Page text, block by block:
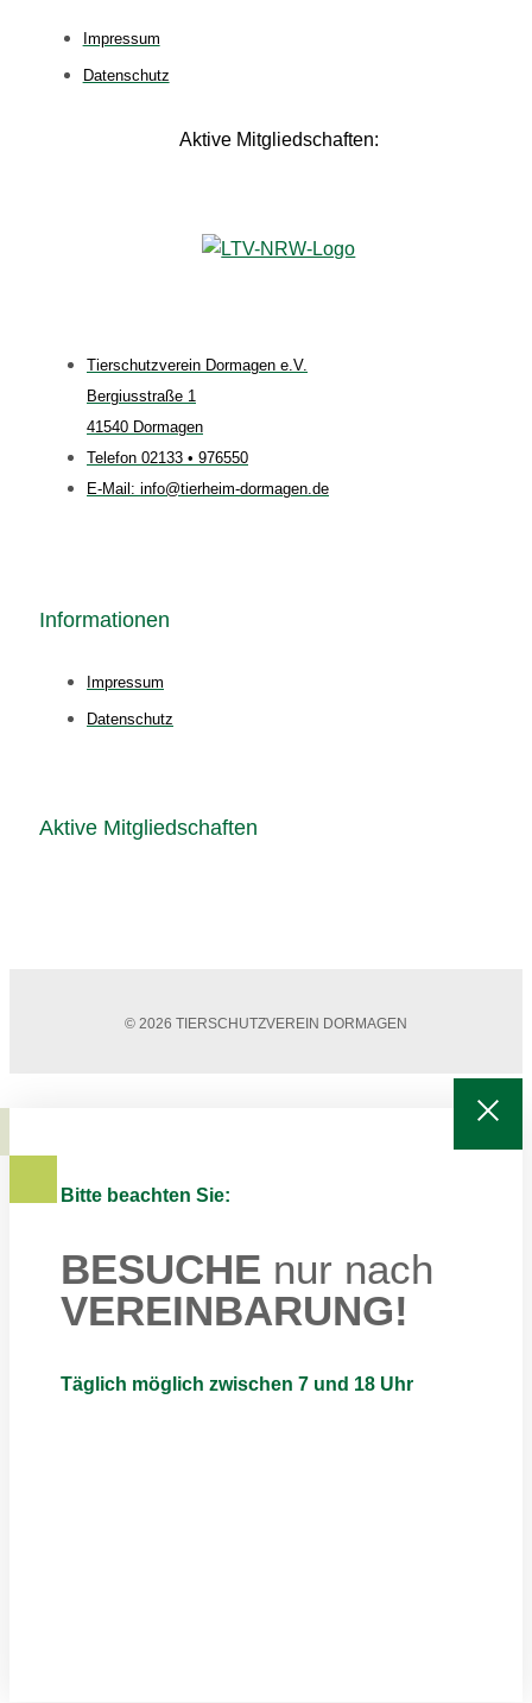
Impressum
Datenschutz
Aktive Mitgliedschaften:
Tierschutzverein Dormagen e.V.
Bergiusstraße 1
41540 Dormagen
Telefon 02133 • 976550
E-Mail: info@tierheim-dormagen.de
Informationen
Impressum
Datenschutz
Aktive Mitgliedschaften
© 2026 TIERSCHUTZVEREIN DORMAGEN
Bitte beachten Sie:
BESUCHE nur nach
VEREINBARUNG!
Täglich möglich zwischen 7 und 18 Uhr